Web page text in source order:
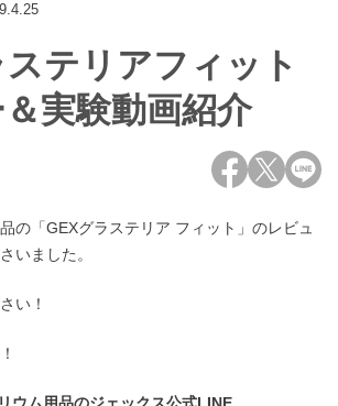
テリアフィット
実験動画紹介
の「GEXグラステリア フィット」のレビュ
いました。
い！
ウム用品のジェックス公式LINE